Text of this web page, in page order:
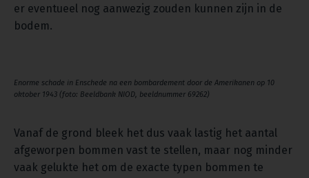
er eventueel nog aanwezig zouden kunnen zijn in de
bodem.
Enorme schade in Enschede na een bombardement door de Amerikanen op 10
oktober 1943 (foto: Beeldbank NIOD, beeldnummer 69262)
Vanaf de grond bleek het dus vaak lastig het aantal
afgeworpen bommen vast te stellen, maar nog minder
vaak gelukte het om de exacte typen bommen te